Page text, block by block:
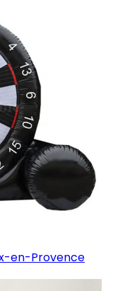
en-Provence